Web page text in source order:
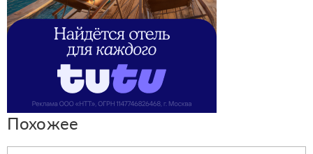
Похожее